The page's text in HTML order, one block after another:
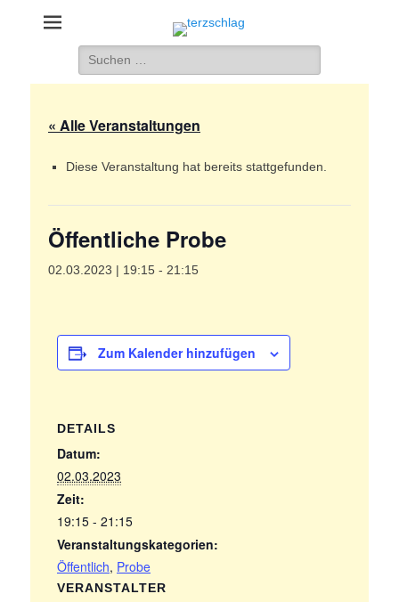
terzschlag
Gemischter Chor Hetzdorf e. V.
Suche
nach:
« Alle Veranstaltungen
Diese Veranstaltung hat bereits stattgefunden.
Öffentliche Probe
02.03.2023 | 19:15 - 21:15
Zum Kalender hinzufügen
DETAILS
Datum:
02.03.2023
Zeit:
19:15 - 21:15
Veranstaltungskategorien:
Öffentlich, Probe
VERANSTALTER